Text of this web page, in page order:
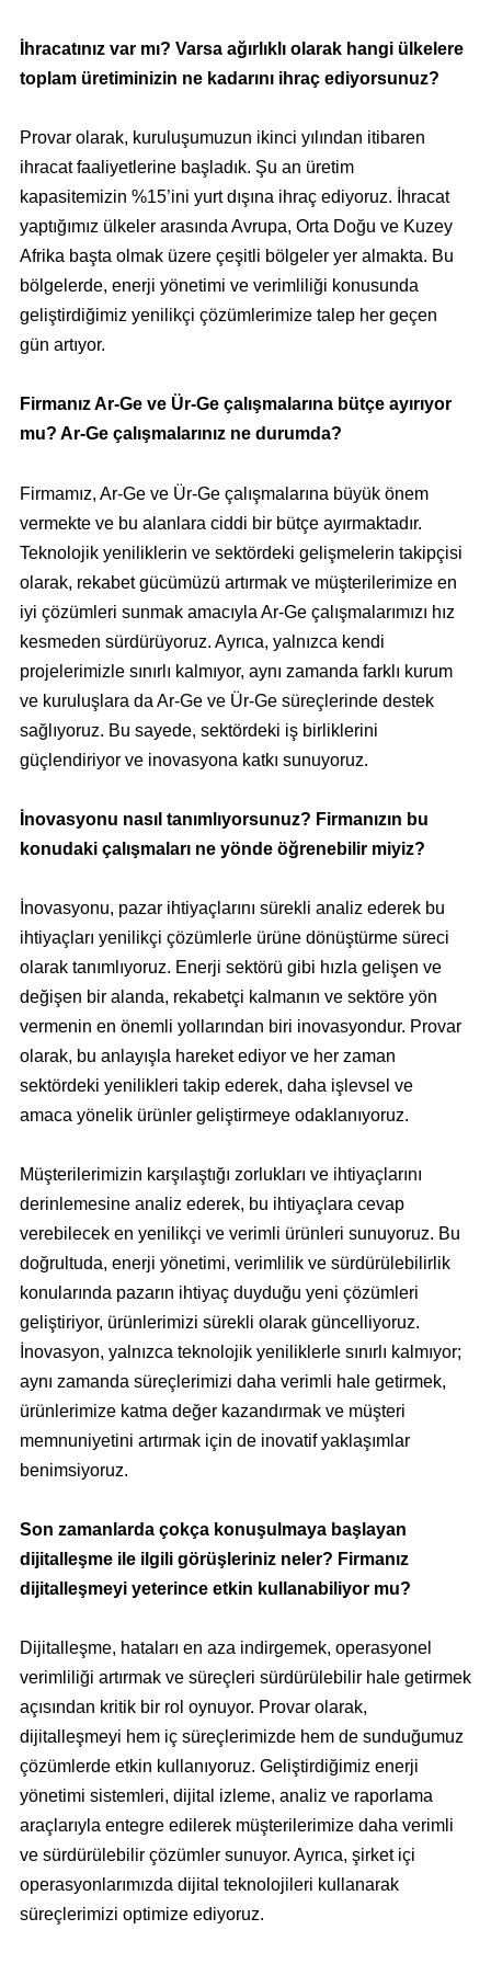
İhracatınız var mı? Varsa ağırlıklı olarak hangi ülkelere
toplam üretiminizin ne kadarını ihraç ediyorsunuz?
Provar olarak, kuruluşumuzun ikinci yılından itibaren
ihracat faaliyetlerine başladık. Şu an üretim
kapasitemizin %15’ini yurt dışına ihraç ediyoruz. İhracat
yaptığımız ülkeler arasında Avrupa, Orta Doğu ve Kuzey
Afrika başta olmak üzere çeşitli bölgeler yer almakta. Bu
bölgelerde, enerji yönetimi ve verimliliği konusunda
geliştirdiğimiz yenilikçi çözümlerimize talep her geçen
gün artıyor.
Firmanız Ar-Ge ve Ür-Ge çalışmalarına bütçe ayırıyor
mu? Ar-Ge çalışmalarınız ne durumda?
Firmamız, Ar-Ge ve Ür-Ge çalışmalarına büyük önem
vermekte ve bu alanlara ciddi bir bütçe ayırmaktadır.
Teknolojik yeniliklerin ve sektördeki gelişmelerin takipçisi
olarak, rekabet gücümüzü artırmak ve müşterilerimize en
iyi çözümleri sunmak amacıyla Ar-Ge çalışmalarımızı hız
kesmeden sürdürüyoruz. Ayrıca, yalnızca kendi
projelerimizle sınırlı kalmıyor, aynı zamanda farklı kurum
ve kuruluşlara da Ar-Ge ve Ür-Ge süreçlerinde destek
sağlıyoruz. Bu sayede, sektördeki iş birliklerini
güçlendiriyor ve inovasyona katkı sunuyoruz.
İnovasyonu nasıl tanımlıyorsunuz? Firmanızın bu
konudaki çalışmaları ne yönde öğrenebilir miyiz?
İnovasyonu, pazar ihtiyaçlarını sürekli analiz ederek bu
ihtiyaçları yenilikçi çözümlerle ürüne dönüştürme süreci
olarak tanımlıyoruz. Enerji sektörü gibi hızla gelişen ve
değişen bir alanda, rekabetçi kalmanın ve sektöre yön
vermenin en önemli yollarından biri inovasyondur. Provar
olarak, bu anlayışla hareket ediyor ve her zaman
sektördeki yenilikleri takip ederek, daha işlevsel ve
amaca yönelik ürünler geliştirmeye odaklanıyoruz.
Müşterilerimizin karşılaştığı zorlukları ve ihtiyaçlarını
derinlemesine analiz ederek, bu ihtiyaçlara cevap
verebilecek en yenilikçi ve verimli ürünleri sunuyoruz. Bu
doğrultuda, enerji yönetimi, verimlilik ve sürdürülebilirlik
konularında pazarın ihtiyaç duyduğu yeni çözümleri
geliştiriyor, ürünlerimizi sürekli olarak güncelliyoruz.
İnovasyon, yalnızca teknolojik yeniliklerle sınırlı kalmıyor;
aynı zamanda süreçlerimizi daha verimli hale getirmek,
ürünlerimize katma değer kazandırmak ve müşteri
memnuniyetini artırmak için de inovatif yaklaşımlar
benimsiyoruz.
Son zamanlarda çokça konuşulmaya başlayan
dijitalleşme ile ilgili görüşleriniz neler? Firmanız
dijitalleşmeyi yeterince etkin kullanabiliyor mu?
Dijitalleşme, hataları en aza indirgemek, operasyonel
verimliliği artırmak ve süreçleri sürdürülebilir hale getirmek
açısından kritik bir rol oynuyor. Provar olarak,
dijitalleşmeyi hem iç süreçlerimizde hem de sunduğumuz
çözümlerde etkin kullanıyoruz. Geliştirdiğimiz enerji
yönetimi sistemleri, dijital izleme, analiz ve raporlama
araçlarıyla entegre edilerek müşterilerimize daha verimli
ve sürdürülebilir çözümler sunuyor. Ayrıca, şirket içi
operasyonlarımızda dijital teknolojileri kullanarak
süreçlerimizi optimize ediyoruz.